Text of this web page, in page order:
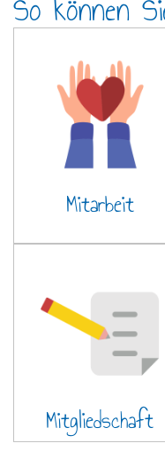
So können
Mitarbeit
Mitgliedschaft